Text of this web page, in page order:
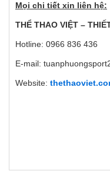
Mọi chi tiết xin liên hệ:
THỂ THAO VIỆT –
Hotline: 0966 836 436
E-mail:
Website: